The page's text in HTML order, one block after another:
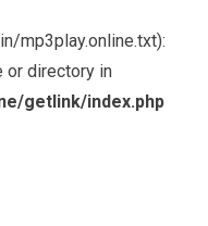
mp3play.online.txt):
or directory in
getlink/index.php